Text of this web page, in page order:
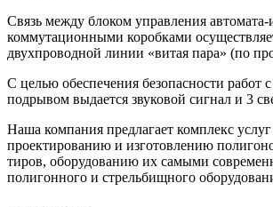
Связь между блоком управления автомата-
коммутационными коробками
двухпроводной линии «витая пара» (по
С целью обеспечения безопасности работ
подрывом выдается звуковой сигнал и 3
Наша компания предлагает комплекс
проектированию и изготовлению
тиров, оборудованию их самыми
полигонного и стрельбищного